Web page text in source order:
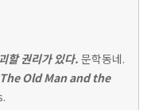
할 권리가 있다. 문학동네.
The Old Man and the